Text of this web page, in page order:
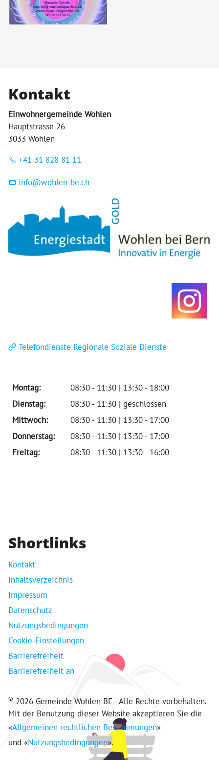
Kontakt
Einwohnergemeinde Wohlen
Hauptstrasse 26
3033 Wohlen
+41 31 828 81 11
nf w hl n-b ch
Telefondienste Regionale Soziale Dienste
Montag:
08:30 - 11:30 | 13:30 - 18:00
Dienstag:
08:30 - 11:30 | geschlossen
Mittwoch:
08:30 - 11:30 | 13:30 - 17:00
Donnerstag:
08:30 - 11:30 | 13:30 - 17:00
Freitag:
08:30 - 11:30 | 13:30 - 16:00
Shortlinks
Kontakt
Inhaltsverzeichnis
Impressum
Datenschutz
Nutzungsbedingungen
Cookie-Einstellungen
Barrierefreiheit
Barrierefreiheit an
© 2026 Gemeinde Wohlen BE - Alle Rechte vorbehalten.
Mit der Benutzung dieser Website akzeptieren Sie die
«Allgemeinen rechtlichen Bestimmungen»
und «Nutzungsbedingungen».